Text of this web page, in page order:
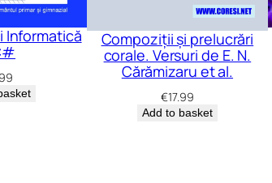
Informatică
Compoziții și prelucrări
corale. Versuri de E. N.
Cărămizaru et al.
€17.99
Add to basket